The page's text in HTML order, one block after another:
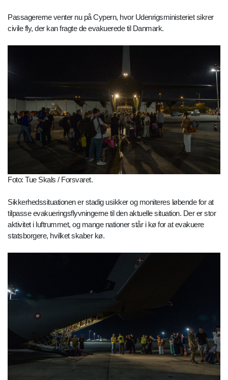
Passagererne venter nu på Cypern, hvor Udenrigsministeriet sikrer
civile fly, der kan fragte de evakuerede til Danmark.
Foto: Tue Skals / Forsvaret.
Sikkerhedssituationen er stadig usikker og moniteres løbende for at
tilpasse evakueringsflyvningerne til den aktuelle situation. Der er stor
aktivitet i luftrummet, og mange nationer står i kø for at evakuere
statsborgere, hvilket skaber kø.